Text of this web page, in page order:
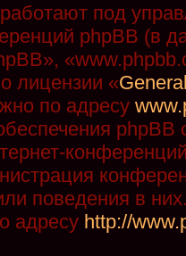
под
phpBB (в
лицензии «
по адресу
phpBB
поведения в
адресу http://